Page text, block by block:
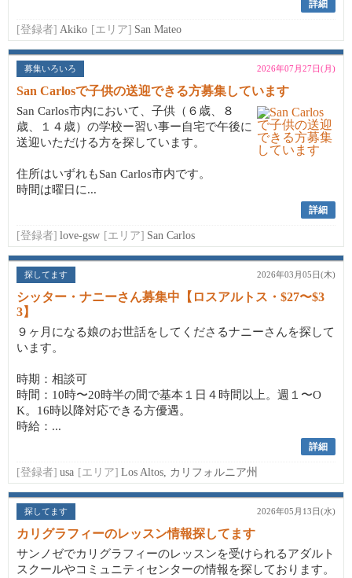
詳細
[登録者] Akiko [エリア] San Mateo
募集いろいろ 2026年07月27日(月)
San Carlosで子供の送迎できる方募集しています
San Carlos市内において、子供（６歳、８
歳、１４歳）の学校ー習い事ー自宅で午後に
送迎いただける方を探しています。
住所はいずれもSan Carlos市内です。
時間は曜日に...
詳細
[登録者] love-gsw [エリア] San Carlos
探してます 2026年03月05日(木)
シッター・ナニーさん募集中【ロスアルトス・$27〜$3
3】
９ヶ月になる娘のお世話をしてくださるナニーさんを探して
います。
時期：相談可
時間：10時〜20時半の間で基本１日４時間以上。週１〜O
K。16時以降対応できる方優遇。
時給：...
詳細
[登録者] usa [エリア] Los Altos, カリフォルニア州
探してます 2026年05月13日(水)
カリグラフィーのレッスン情報探してます
サンノゼでカリグラフィーのレッスンを受けられるアダルト
スクールやコミュニティセンターの情報を探しております。